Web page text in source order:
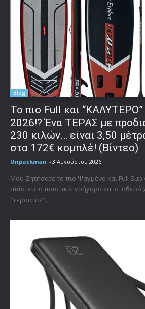
Blog
To πιο Full και “ΚΑΛΥΤΕΡΟ”
2026!? Ένα ΤΕΡΑΣ με
230 κιλών… είναι 3,50
στα 172€ κομπλέ! (Βίντεο)
Unpackman - 3 Αυγούστου 2026
Μου Ζητήσατε το πιο Ψαγμένο και Full Sup
απίστευτα ποιοτικό, γρήγορο και σταθερό
"τεράστιο"...